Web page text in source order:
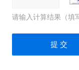
请输入计算结果（填